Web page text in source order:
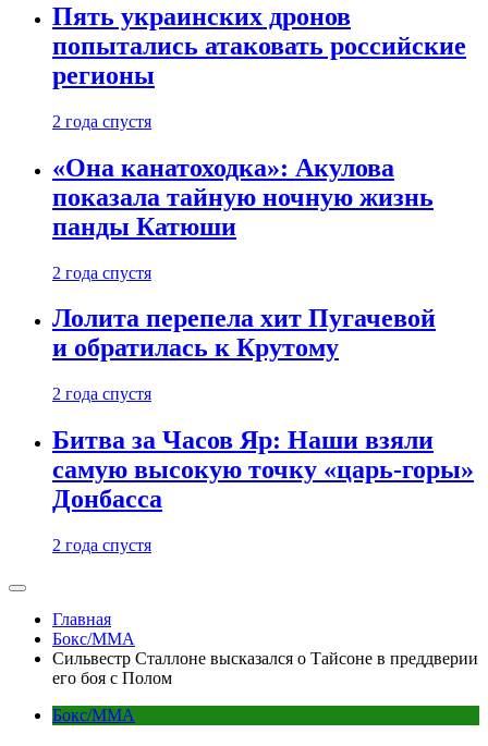
Пять украинских дронов
попытались атаковать российские
регионы
2 года спустя
«Она канатоходка»: Акулова
показала тайную ночную жизнь
панды Катюши
2 года спустя
Лолита перепела хит Пугачевой
и обратилась к Крутому
2 года спустя
Битва за Часов Яр: Наши взяли
самую высокую точку «царь-горы»
Донбасса
2 года спустя
Главная
Бокс/MMA
Сильвестр Сталлоне высказался о Тайсоне в преддверии
его боя с Полом
Бокс/MMA